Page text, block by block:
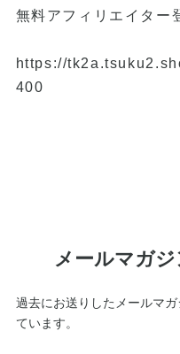
無料アフィリエイター
https://
400
メールマガ
過去にお送りしたメールマ
ています。